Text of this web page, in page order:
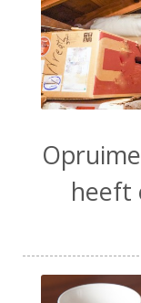
heeft